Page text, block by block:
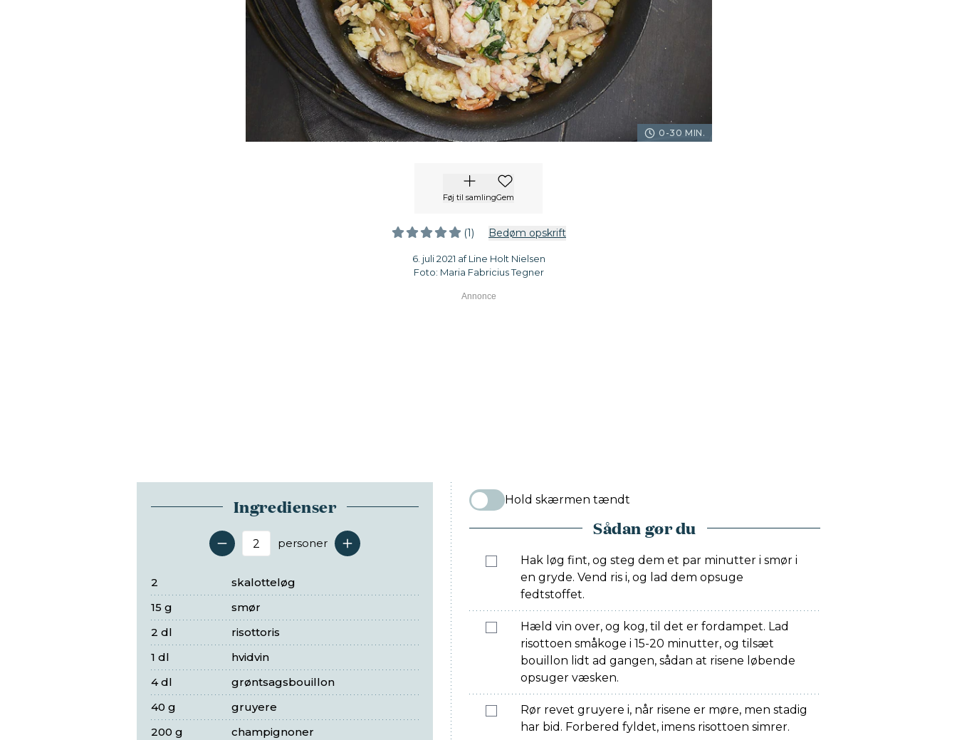
0-30 MIN.
Føj til samlingGem
(1) Bedøm opskrift
6. juli 2021 af Line Holt Nielsen
Foto: Maria Fabricius Tegner
Ingredienser
Antal serveringer
personer
skalotteløg
2
smør
15 g
risottoris
2 dl
hvidvin
1 dl
grøntsagsbouillon
4 dl
gruyere
40 g
champignoner
200 g
Hold skærmen tændt
Sådan gør du
Hak løg fint, og steg dem et par minutter i smør i
en gryde. Vend ris i, og lad dem opsuge
fedtstoffet.
Hæld vin over, og kog, til det er fordampet. Lad
risottoen småkoge i 15-20 minutter, og tilsæt
bouillon lidt ad gangen, sådan at risene løbende
opsuger væsken.
Rør revet gruyere i, når risene er møre, men stadig
har bid. Forbered fyldet, imens risottoen simrer.